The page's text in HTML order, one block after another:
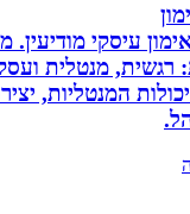
מודיעין.
מנטלית ועסקית,
המנטליות, יצירת